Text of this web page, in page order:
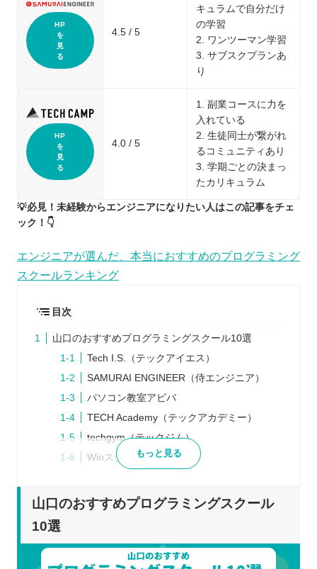
HP
を
見
る
4.5 / 5
キュラムで自分だけ
の学習
2. ワンツーマン学習
3. サブスクプランあ
り
HP
を
見
る
4.0 / 5
1. 副業コースに力を
入れている
2. 生徒同士が繋がれ
るコミュニティあり
3. 学期ごとの決まっ
たカリキュラム
💡必見！未経験からエンジニアになりたい人はこの記事をチェ
ック！👇
エンジニアが選んだ、本当におすすめのプログラミング
スクールランキング
目次
山口のおすすめプログラミングスクール10選
Tech I.S.（テックアイエス）
SAMURAI ENGINEER（侍エンジニア）
パソコン教室アビバ
TECH Academy（テックアカデミー）
techgym（テックジム）
Winスクール
CodeCamp（コードキャンプ）
プログラミングスクールを選ぶポイント
もっと見る
山口のおすすめプログラミングスクール
10選